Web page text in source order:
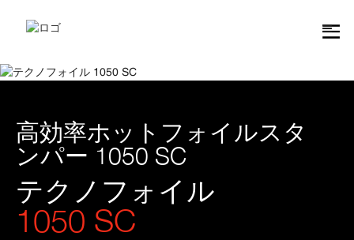
高効率ホットフォイルスタ
ンパー 1050 SC
テクノフォイル
1050 SC